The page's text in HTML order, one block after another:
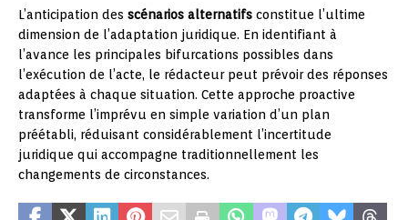
L’anticipation des scénarios alternatifs constitue l’ultime
dimension de l’adaptation juridique. En identifiant à
l’avance les principales bifurcations possibles dans
l’exécution de l’acte, le rédacteur peut prévoir des réponses
adaptées à chaque situation. Cette approche proactive
transforme l’imprévu en simple variation d’un plan
préétabli, réduisant considérablement l’incertitude
juridique qui accompagne traditionnellement les
changements de circonstances.